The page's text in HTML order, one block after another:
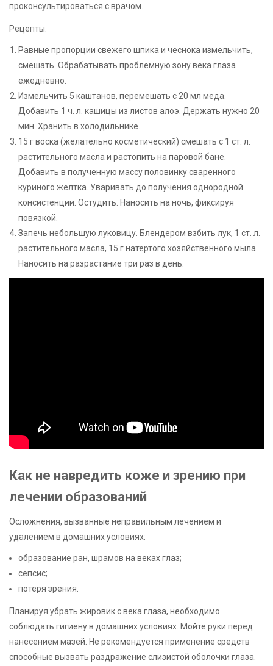
проконсультироваться с врачом.
Рецепты:
Равные пропорции свежего шпика и чеснока измельчить,
смешать. Обрабатывать проблемную зону века глаза
ежедневно.
Измельчить 5 каштанов, перемешать с 20 мл меда.
Добавить 1 ч. л. кашицы из листов алоэ. Держать нужно 20
мин. Хранить в холодильнике.
15 г воска (желательно косметический) смешать с 1 ст. л.
растительного масла и растопить на паровой бане.
Добавить в полученную массу половинку сваренного
куриного желтка. Уваривать до получения однородной
консистенции. Остудить. Наносить на ночь, фиксируя
повязкой.
Запечь небольшую луковицу. Блендером взбить лук, 1 ст. л.
растительного масла, 15 г натертого хозяйственного мыла.
Наносить на разрастание три раз в день.
Как не навредить коже и зрению при
лечении образований
Осложнения, вызванные неправильным лечением и
удалением в домашних условиях:
образование ран, шрамов на веках глаз;
сепсис;
потеря зрения.
Планируя убрать жировик с века глаза, необходимо
соблюдать гигиену в домашних условиях. Мойте руки перед
нанесением мазей. Не рекомендуется применение средств
способные вызвать раздражение слизистой оболочки глаза.